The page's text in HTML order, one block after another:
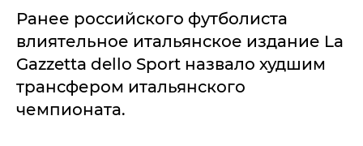
Ранее российского футболиста
влиятельное итальянское издание La
Gazzetta dello Sport назвало худшим
трансфером итальянского
чемпионата.